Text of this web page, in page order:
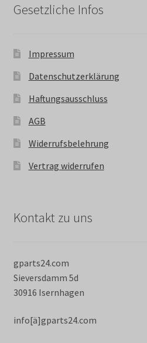
Gesetzliche Infos
Impressum
Datenschutzerklärung
Haftungsausschluss
AGB
Widerrufsbelehrung
Vertrag widerrufen
Kontakt zu uns
gparts24.com
Sieversdamm 5d
30916 Isernhagen
info[ä]gparts24.com